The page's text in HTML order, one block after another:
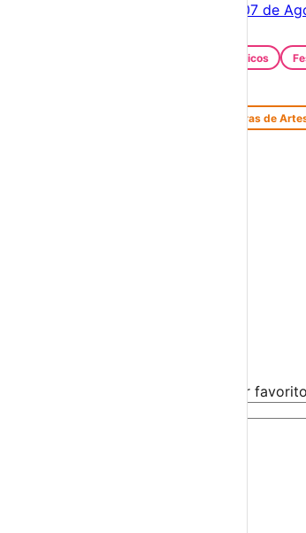
07 de
Festivais Gastronómicos
Feiras de
Cria uma conta gratuita para guardar